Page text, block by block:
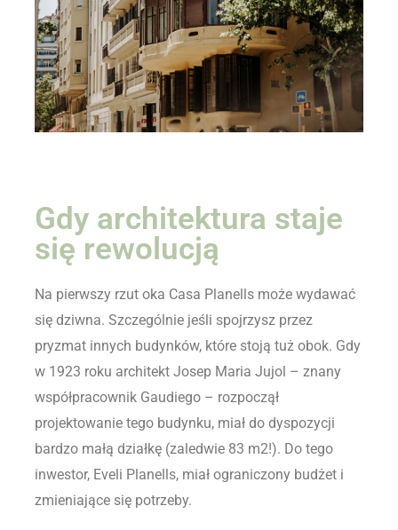
Gdy architektura staje
się rewolucją
Na pierwszy rzut oka Casa Planells może wydawać
się dziwna. Szczególnie jeśli spojrzysz przez
pryzmat innych budynków, które stoją tuż obok. Gdy
w 1923 roku architekt Josep Maria Jujol – znany
współpracownik Gaudiego – rozpoczął
projektowanie tego budynku, miał do dyspozycji
bardzo małą działkę (zaledwie 83 m2!). Do tego
inwestor, Eveli Planells, miał ograniczony budżet i
zmieniające się potrzeby.